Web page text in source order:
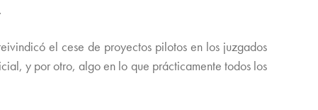
el cese de proyectos pilotos en los juzgados
y por otro, algo en lo que prácticamente todos los